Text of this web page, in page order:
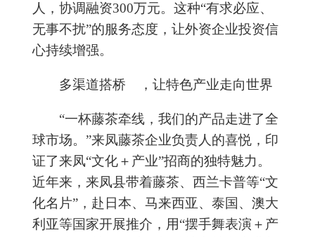
人，协调融资300万元。这种“有求必应、
无事不扰”的服务态度 ，让外资企业投资信
心持续增强。
多渠道搭桥 ， 让特色产业走向世界
“一杯藤茶牵线，我们的产品走进了全
球市场。 ”来凤藤茶企业负责人的喜悦，印
证了来凤“文化＋产业”招商的独特魅力。
近年来，来凤县带着藤茶、西兰卡普等“文
化名片” ，赴日本、 马来西亚、 泰国 、澳大
利亚等国家开展推介，用“摆手舞表演＋产